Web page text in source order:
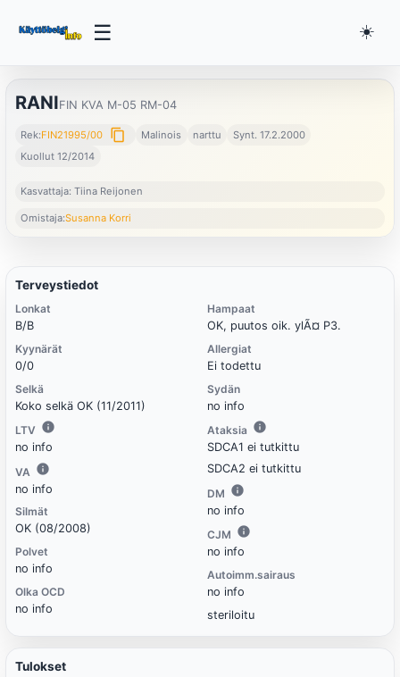
☰ ☀️
RANIFIN KVA M-05 RM-04
Rek:FIN21995/00 content_copy Malinois narttu
Synt. 17.2.2000
Kuollut 12/2014
Kasvattaja: Tiina Reijonen
Omistaja:Susanna Korri
Terveystiedot
Lonkat
B/B
Kyynärät
0/0
Selkä
Koko selkä OK (11/2011)
LTV
no info
VA
no info
Silmät
OK (08/2008)
Polvet
no info
Olka OCD
no info
Hampaat
OK, puutos oik. ylÃ¤ P3.
Allergiat
Ei todettu
Sydän
no info
Ataksia
SDCA1 ei tutkittu
SDCA2 ei tutkittu
DM
no info
CJM
no info
Autoimm.sairaus
no info
steriloitu
Tulokset